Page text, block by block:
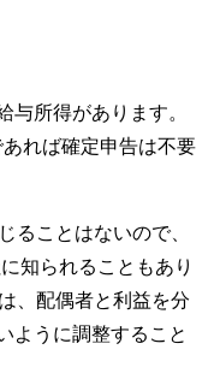
与所得があります。
れば確定申告は不要
ることはないので、
知られることもあり
、配偶者と利益を分
ように調整すること